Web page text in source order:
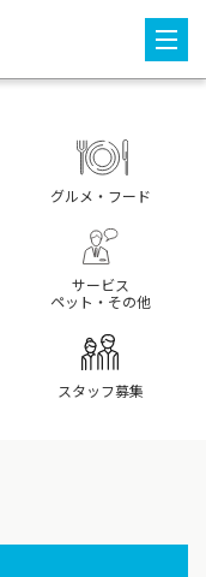
グルメ・フード
サービス
ペット・その他
スタッフ募集